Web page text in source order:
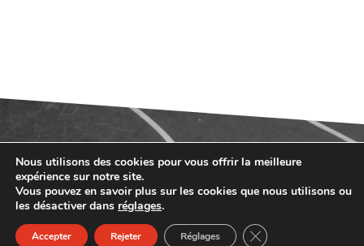
NOS TARIFS 2024-2025
Nous utilisons des cookies pour vous offrir la meilleure
expérience sur notre site.
Vous pouvez en savoir plus sur les cookies que nous utilisons ou
les désactiver dans réglages.
Accepter Rejeter Réglages FERMER LA